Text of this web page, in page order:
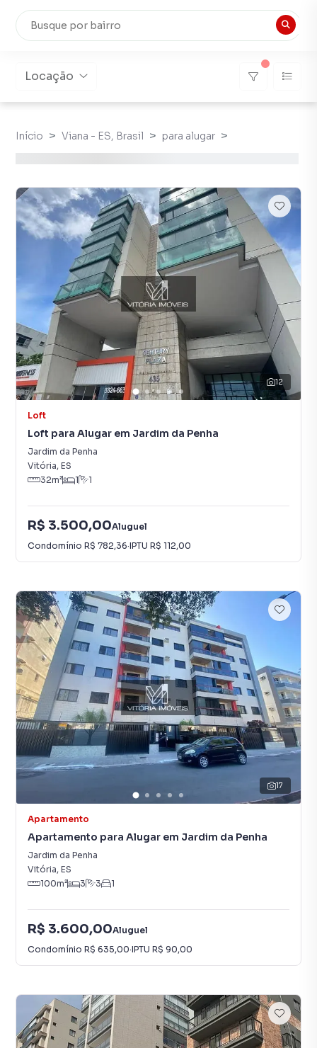
Locação
Início Viana - ES, Brasil para alugar
12
Loft
Loft para Alugar em Jardim da Penha
Jardim da Penha
Vitória, ES
32m² 1 1
R$ 3.500,00Aluguel
Condomínio R$ 782,36·IPTU R$ 112,00
17
Apartamento
Apartamento para Alugar em Jardim da Penha
Jardim da Penha
Vitória, ES
100m² 3 3 1
R$ 3.600,00Aluguel
Condomínio R$ 635,00·IPTU R$ 90,00